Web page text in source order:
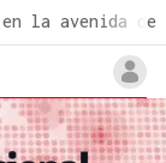
en la avenida de